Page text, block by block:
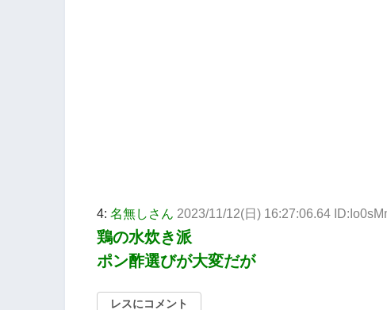
4: 名無しさん 2023/11/12(日) 16:27:06.64
鶏の水炊き派
ポン酢選びが大変だが
レスにコメント